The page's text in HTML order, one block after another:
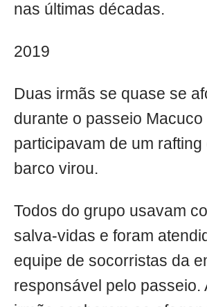
nas últimas décadas.
2019
Duas irmãs se quase se
durante o passeio Macuco
participavam de um rafting
barco virou.
Todos do grupo usavam
salva-vidas e foram
equipe de socorristas da
responsável pelo passeio.